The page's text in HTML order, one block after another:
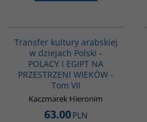
Transfer kultury arabskiej
w dziejach Polski -
POLACY I EGIPT NA
PRZESTRZENI WIEKÓW -
Tom VII
Kaczmarek Hieronim
63.00PLN